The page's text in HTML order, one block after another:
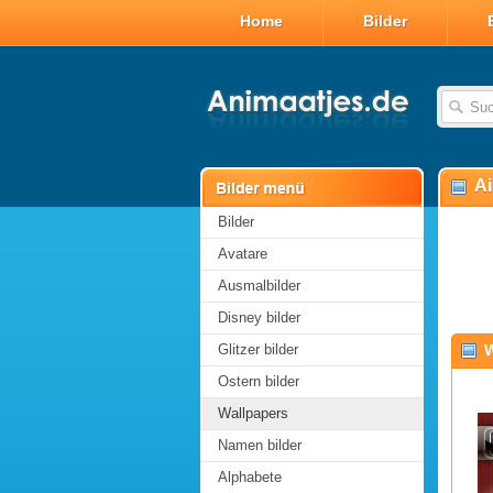
Home Bilder
Bilder
Avatare
Ausmalbilder
Disney bilder
Glitzer bilder
Ostern bilder
Wallpapers
Namen bilder
Alphabete